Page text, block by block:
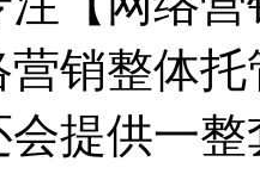
销整体
提供一